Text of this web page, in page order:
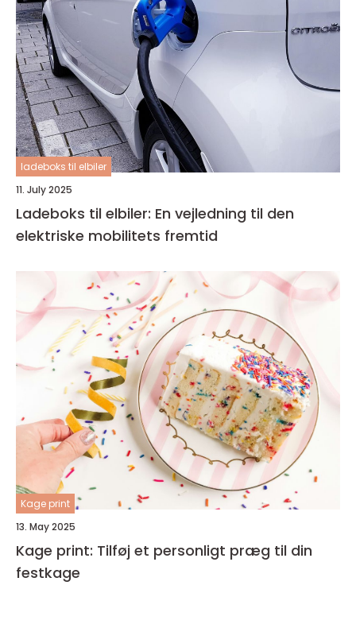
ladeboks til elbiler
11. July 2025
Ladeboks til elbiler: En vejledning til den
elektriske mobilitets fremtid
Kage print
13. May 2025
Kage print: Tilføj et personligt præg til din
festkage